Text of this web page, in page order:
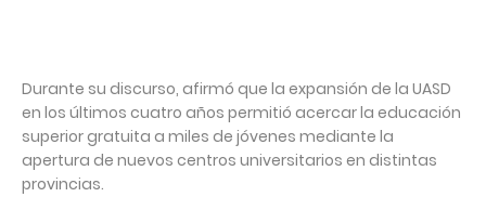
Durante su discurso, afirmó que la expansión de la UASD
en los últimos cuatro años permitió acercar la educación
superior gratuita a miles de jóvenes mediante la
apertura de nuevos centros universitarios en distintas
provincias.